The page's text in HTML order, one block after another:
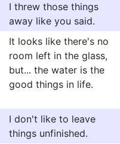
I threw those things
away like you said.
It looks like there's no
room left in the glass,
but... the water is the
good things in life.
I don't like to leave
things unfinished.